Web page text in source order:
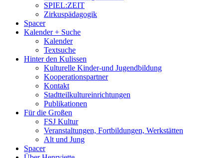
SPIEL:ZEIT
Zirkuspädagogik
Spacer
Kalender + Suche
Kalender
Textsuche
Hinter den Kulissen
Kulturelle Kinder-und Jugendbildung
Kooperationspartner
Kontakt
Stadtteilkultureinrichtungen
Publikationen
Für die Großen
FSJ Kultur
Veranstaltungen, Fortbildungen, Werkstätten
Alt und Jung
Spacer